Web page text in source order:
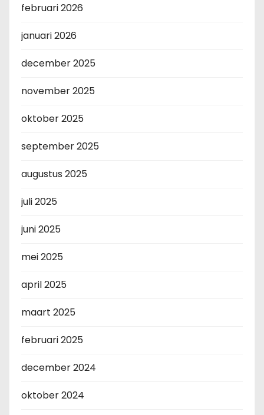
februari 2026
januari 2026
december 2025
november 2025
oktober 2025
september 2025
augustus 2025
juli 2025
juni 2025
mei 2025
april 2025
maart 2025
februari 2025
december 2024
oktober 2024